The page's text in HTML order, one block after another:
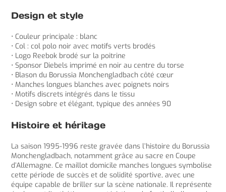
Design et style
• Couleur principale : blanc
• Col : col polo noir avec motifs verts brodés
• Logo Reebok brodé sur la poitrine
• Sponsor Diebels imprimé en noir au centre du torse
• Blason du Borussia Monchengladbach côté cœur
• Manches longues blanches avec poignets noirs
• Motifs discrets intégrés dans le tissu
• Design sobre et élégant, typique des années 90
Histoire et héritage
La saison 1995-1996 reste gravée dans l’histoire du Borussia
Monchengladbach, notamment grâce au sacre en Coupe
d’Allemagne. Ce maillot domicile manches longues symbolise
cette période de succès et de solidité sportive, avec une
équipe capable de briller sur la scène nationale. Il représente